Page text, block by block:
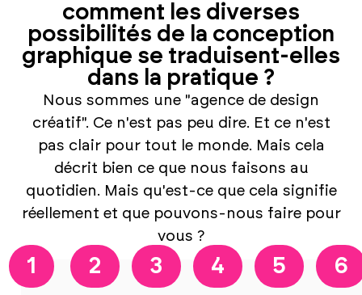
comment les diverses
possibilités de la conception
graphique se traduisent-elles
dans la pratique ?
Nous sommes une "agence de design
créatif". Ce n'est pas peu dire. Et ce n'est
pas clair pour tout le monde. Mais cela
décrit bien ce que nous faisons au
quotidien. Mais qu'est-ce que cela signifie
réellement et que pouvons-nous faire pour
vous ?
1 2 3 4 5 6